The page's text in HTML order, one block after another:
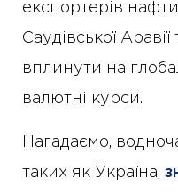
експортерів
Саудівської
вплинути на
валютні курси.
Нагадаємо,
таких як Україна,